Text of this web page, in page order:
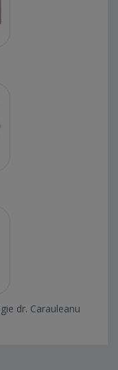
dr. Carauleanu